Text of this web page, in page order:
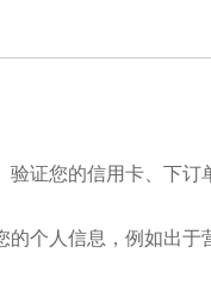
证您的信用卡、下
个人信息，例如出